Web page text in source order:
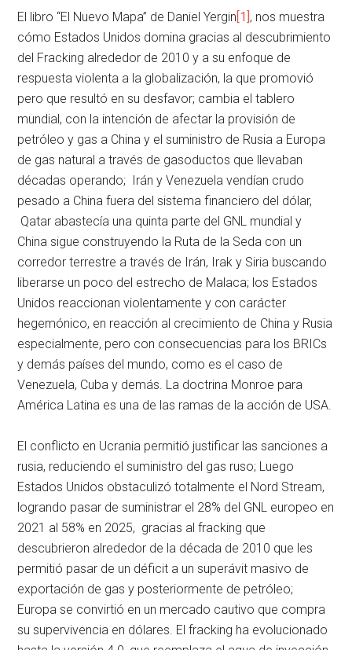
El libro “El Nuevo Mapa” de Daniel Yergin[1], nos muestra
cómo Estados Unidos domina gracias al descubrimiento
del Fracking alrededor de 2010 y a su enfoque de
respuesta violenta a la globalización, la que promovió
pero que resultó en su desfavor; cambia el tablero
mundial, con la intención de afectar la provisión de
petróleo y gas a China y el suministro de Rusia a Europa
de gas natural a través de gasoductos que llevaban
décadas operando; Irán y Venezuela vendían crudo
pesado a China fuera del sistema financiero del dólar,
Qatar abastecía una quinta parte del GNL mundial y
China sigue construyendo la Ruta de la Seda con un
corredor terrestre a través de Irán, Irak y Siria buscando
liberarse un poco del estrecho de Malaca; los Estados
Unidos reaccionan violentamente y con carácter
hegemónico, en reacción al crecimiento de China y Rusia
especialmente, pero con consecuencias para los BRICs
y demás países del mundo, como es el caso de
Venezuela, Cuba y demás. La doctrina Monroe para
América Latina es una de las ramas de la acción de USA.
El conflicto en Ucrania permitió justificar las sanciones a
rusia, reduciendo el suministro del gas ruso; Luego
Estados Unidos obstaculizó totalmente el Nord Stream,
logrando pasar de suministrar el 28% del GNL europeo en
2021 al 58% en 2025, gracias al fracking que
descubrieron alrededor de la década de 2010 que les
permitió pasar de un déficit a un superávit masivo de
exportación de gas y posteriormente de petróleo;
Europa se convirtió en un mercado cautivo que compra
su supervivencia en dólares. El fracking ha evolucionado